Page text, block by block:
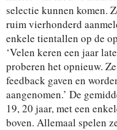
selectie kunnen komen.
ruim vierhonderd
enkele tientallen op de
‘Velen keren een jaar
proberen het opnieuw.
feedback gaven en
aangenomen.’ De
19, 20 jaar, met een
boven. Allemaal spelen